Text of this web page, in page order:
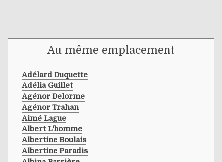
Au même emplacement
Adélard Duquette
Adélia Guillet
Agénor Delorme
Agénor Trahan
Aimé Lague
Albert L'homme
Albertine Boulais
Albertine Paradis